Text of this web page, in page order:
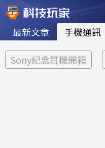
最新文章 手機通訊
Sony紀念耳機開箱